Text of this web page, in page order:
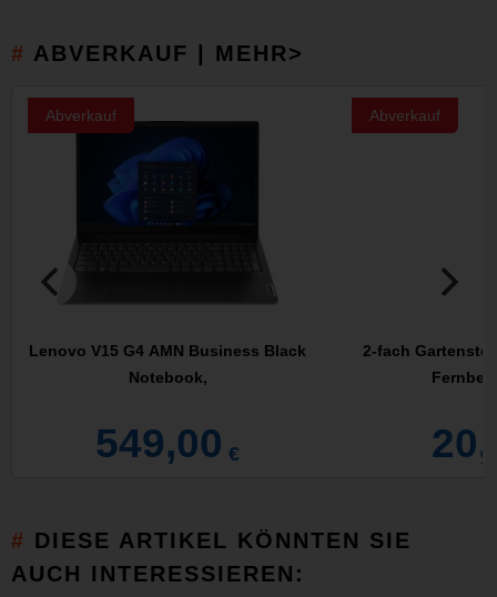
ABVERKAUF | MEHR>
Abverkauf
Lenovo V15 G4 AMN Business Black
Notebook,
549,00 €
Abverkauf
2-fach
DIESE ARTIKEL KÖNNTEN SIE
AUCH INTERESSIEREN: